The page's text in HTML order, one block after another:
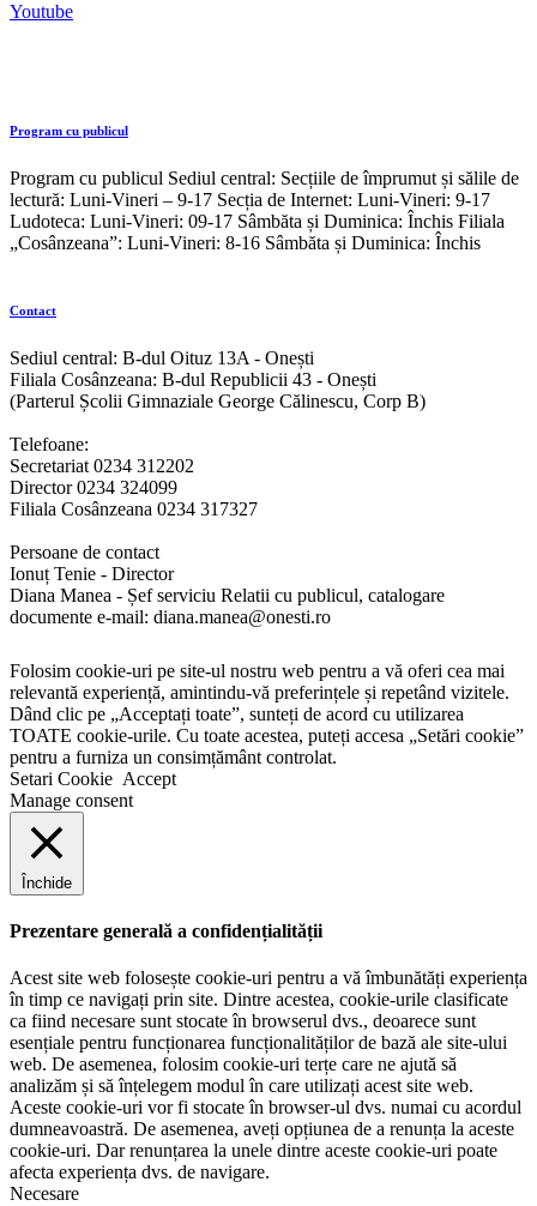
Youtube
Program cu publicul
Program cu publicul Sediul central: Secțiile de împrumut și sălile de
lectură: Luni-Vineri – 9-17 Secția de Internet: Luni-Vineri: 9-17
Ludoteca: Luni-Vineri: 09-17 Sâmbăta și Duminica: Închis Filiala
„Cosânzeana”: Luni-Vineri: 8-16 Sâmbăta și Duminica: Închis
Contact
Sediul central: B-dul Oituz 13A - Onești
Filiala Cosânzeana: B-dul Republicii 43 - Onești
(Parterul Școlii Gimnaziale George Călinescu, Corp B)
Telefoane:
Secretariat 0234 312202
Director 0234 324099
Filiala Cosânzeana 0234 317327
Persoane de contact
Ionuț Tenie - Director
Diana Manea - Șef serviciu Relatii cu publicul, catalogare
documente e-mail: diana.manea@onesti.ro
Folosim cookie-uri pe site-ul nostru web pentru a vă oferi cea mai
relevantă experiență, amintindu-vă preferințele și repetând vizitele.
Dând clic pe „Acceptați toate”, sunteți de acord cu utilizarea
TOATE cookie-urile. Cu toate acestea, puteți accesa „Setări cookie”
pentru a furniza un consimțământ controlat.
Setari Cookie Accept
Manage consent
Închide
Prezentare generală a confidențialității
Acest site web folosește cookie-uri pentru a vă îmbunătăți experiența
în timp ce navigați prin site. Dintre acestea, cookie-urile clasificate
ca fiind necesare sunt stocate în browserul dvs., deoarece sunt
esențiale pentru funcționarea funcționalităților de bază ale site-ului
web. De asemenea, folosim cookie-uri terțe care ne ajută să
analizăm și să înțelegem modul în care utilizați acest site web.
Aceste cookie-uri vor fi stocate în browser-ul dvs. numai cu acordul
dumneavoastră. De asemenea, aveți opțiunea de a renunța la aceste
cookie-uri. Dar renunțarea la unele dintre aceste cookie-uri poate
afecta experiența dvs. de navigare.
Necesare